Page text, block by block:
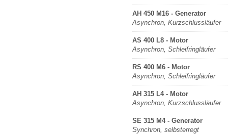
AH 450 M16 - Generator
Asynchron, Kurzschlussläufer
AS 400 L8 - Motor
Asynchron, Schleifringläufer
RS 400 M6 - Motor
Asynchron, Schleifringläufer
AH 315 L4 - Motor
Asynchron, Kurzschlussläufer
SE 315 M4 - Generator
Synchron, selbsterregt